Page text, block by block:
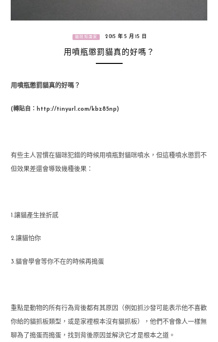
貓咪知識家 2015 年 5 月 15 日
用噴瓶懲罰貓真的好嗎？
用噴瓶懲罰貓真的好嗎？
(轉貼自： http://tinyurl.com/kbz85np)
有些主人習慣在貓咪犯錯的時候用噴瓶對貓咪噴水，但這種噴水懲罰不
但效果差還會導致幾種後果：
1.讓貓產生挫折感
2.讓貓怕你
3.貓會學會等你不在的時候再搗蛋
重點是動物的所有行為背後都有其原因（例如抓沙發可能表示他不喜歡
你給的貓抓板類型，或是家裡根本沒有貓抓板），他們不會像人一樣無
聊為了搗蛋而搗蛋，找到背後原因並解決它才是根本之道。